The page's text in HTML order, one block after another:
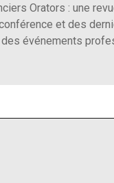
Orators : une
et des
événements